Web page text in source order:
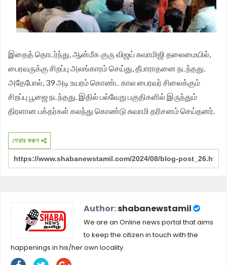
இதைத் தொடர்ந்து, ஆன்மீக குரு விஜய் சுவாமிஜி தலைமையில்,
பைரவருக்கு சிறப்பு அலங்காரம் செய்து, தீபாராதனை நடந்தது.
அதேபோல், 39 அடி உயரம் கொண்ட கால பைரவர் சிலைக்கும்
சிறப்பு பூஜை நடந்தது. இதில் பல்வேறு பகுதிகளில் இருந்தும்
திரளான பக்தர்கள் கலந்து கொண்டு சுவாமி தரிசனம் செய்தனர்.
শেয়ার করুন
Author:shabanewstamil
We are an Online news portal that aims
to keep the citizen in touch with the
happenings in his/her own locality.